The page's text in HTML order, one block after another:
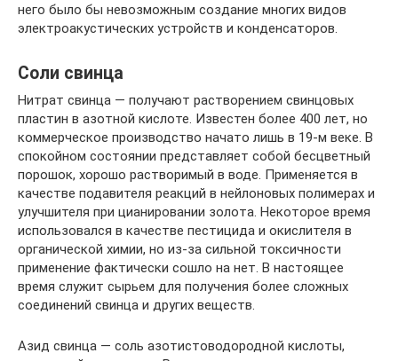
него было бы невозможным создание многих видов
электроакустических устройств и конденсаторов.
Соли свинца
Нитрат свинца — получают растворением свинцовых
пластин в азотной кислоте. Известен более 400 лет, но
коммерческое производство начато лишь в 19-м веке. В
спокойном состоянии представляет собой бесцветный
порошок, хорошо растворимый в воде. Применяется в
качестве подавителя реакций в нейлоновых полимерах и
улучшителя при цианировании золота. Некоторое время
использовался в качестве пестицида и окислителя в
органической химии, но из-за сильной токсичности
применение фактически сошло на нет. В настоящее
время служит сырьем для получения более сложных
соединений свинца и других веществ.
Азид свинца — соль азотистоводородной кислоты,